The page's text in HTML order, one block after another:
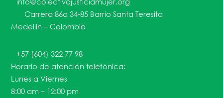
Carrera 86a 34-85 Barrio Santa Teresita
Medellín – Colombia
+57 (604) 322 77 98
Horario de atención telefónica:
Lunes a Viernes
8:00 am – 12:00 pm